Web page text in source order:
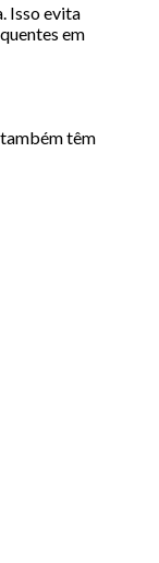
Isso evita
em
também têm